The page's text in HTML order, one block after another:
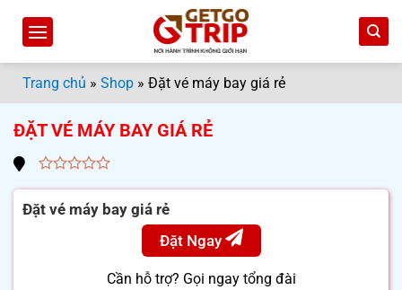
dungTrang chủ » Shop » Đặt vé máy bay giá rẻ
ĐẶT VÉ MÁY BAY GIÁ RẺ
0
of
Đặt vé máy bay giá rẻ
Đặt Ngay
Cần hỗ trợ? Gọi ngay tổng đài